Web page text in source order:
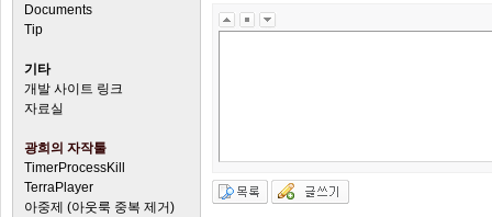
Documents
Tip
기타
개발 사이트 링크
자료실
광희의 자작툴
TimerProcessKill
TerraPlayer
아중제 (아웃룩 중복 제거)